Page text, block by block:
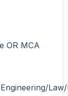
OR MCA